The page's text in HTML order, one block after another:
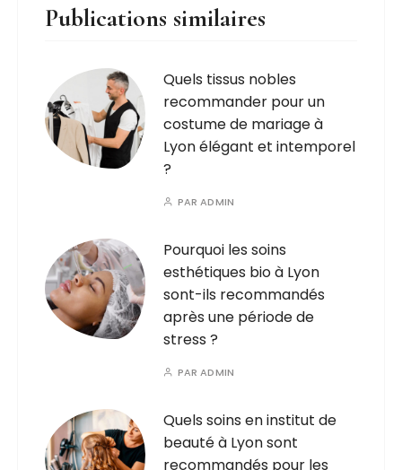
Publications similaires
Quels tissus nobles
recommander pour un
costume de mariage à
Lyon élégant et intemporel
?
PARADMIN
Pourquoi les soins
esthétiques bio à Lyon
sont-ils recommandés
après une période de
stress ?
PARADMIN
Quels soins en institut de
beauté à Lyon sont
recommandés pour les